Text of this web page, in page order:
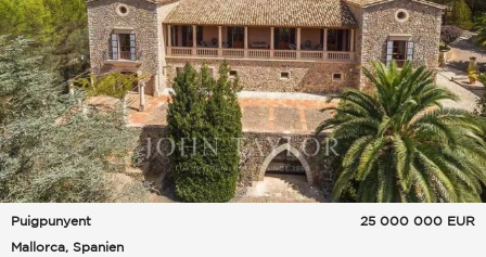
Puigpunyent
Mallorca, Spanien
25 000 000 EUR